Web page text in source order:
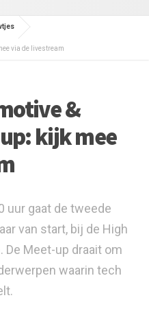
via de livestream
&
kijk mee
uur gaat de tweede
van start, bij de High
De Meet-up draait om
waarin tech